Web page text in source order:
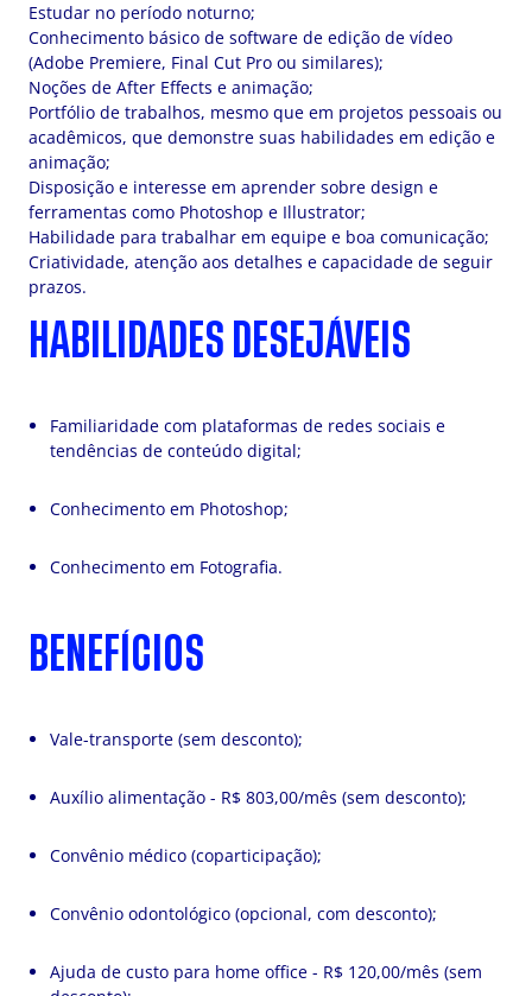
Estudar no período noturno;
Conhecimento básico de software de edição de vídeo
(Adobe Premiere, Final Cut Pro ou similares);
Noções de After Effects e animação;
Portfólio de trabalhos, mesmo que em projetos pessoais ou
acadêmicos, que demonstre suas habilidades em edição e
animação;
Disposição e interesse em aprender sobre design e
ferramentas como Photoshop e Illustrator;
Habilidade para trabalhar em equipe e boa comunicação;
Criatividade, atenção aos detalhes e capacidade de seguir
prazos.
HABILIDADES DESEJÁVEIS
Familiaridade com plataformas de redes sociais e
tendências de conteúdo digital;
Conhecimento em Photoshop;
Conhecimento em Fotografia.
BENEFÍCIOS
Vale-transporte (sem desconto);
Auxílio alimentação - R$ 803,00/mês (sem desconto);
Convênio médico (coparticipação);
Convênio odontológico (opcional, com desconto);
Ajuda de custo para home office - R$ 120,00/mês (sem